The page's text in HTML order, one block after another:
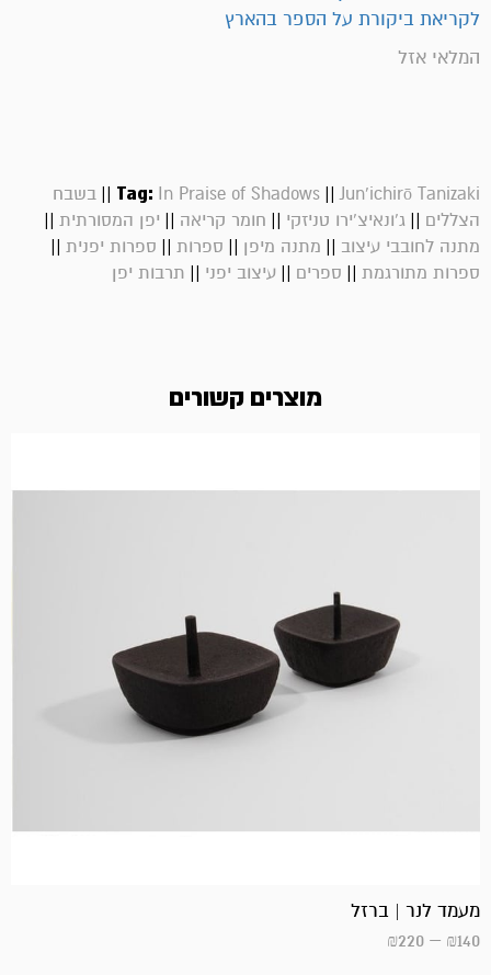
לקריאת ביקורת על הספר בהארץ
המלאי אזל
Tag: In Praise of Shadows ||Jun'ichirō Tanizaki
|| בשבח
הצללים || ג’ונאיצ’ירו טניזקי || חומר קריאה || יפן המסורתית ||
מתנה לחובבי עיצוב || מתנה מיפן || ספרות || ספרות יפנית ||
ספרות מתורגמת || ספרים || עיצוב יפני || תרבות יפן
מוצרים קשורים
מעמד לנר | ברזל
₪140
–
₪220